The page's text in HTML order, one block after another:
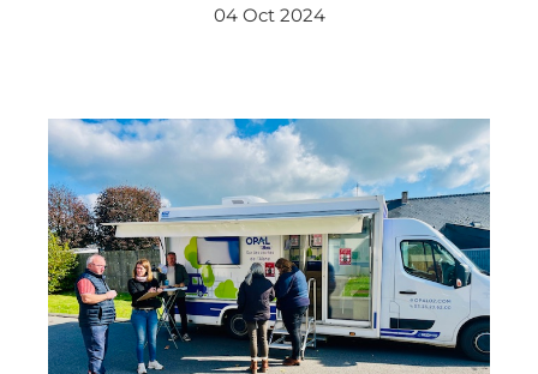
04 Oct 2024